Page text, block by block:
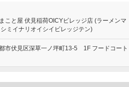
こと屋 伏見稲荷OICYビレッジ店 (ラーメンマ
ミイナリオイシイビレッジテン)
市伏見区深草一ノ坪町13-5 1F フードコート